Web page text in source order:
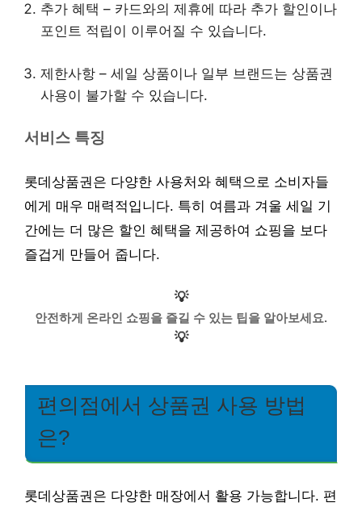
추가 혜택 – 카드와의 제휴에 따라 추가 할인이나
포인트 적립이 이루어질 수 있습니다.
제한사항 – 세일 상품이나 일부 브랜드는 상품권
사용이 불가할 수 있습니다.
서비스 특징
롯데상품권은 다양한 사용처와 혜택으로 소비자들
에게 매우 매력적입니다. 특히 여름과 겨울 세일 기
간에는 더 많은 할인 혜택을 제공하여 쇼핑을 보다
즐겁게 만들어 줍니다.
💡
안전하게 온라인 쇼핑을 즐길 수 있는 팁을 알아보세요.
💡
편의점에서 상품권 사용 방법
은?
롯데상품권은 다양한 매장에서 활용 가능합니다. 편